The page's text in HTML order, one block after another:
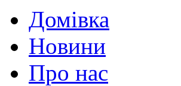
Домівка
Новини
Про нас